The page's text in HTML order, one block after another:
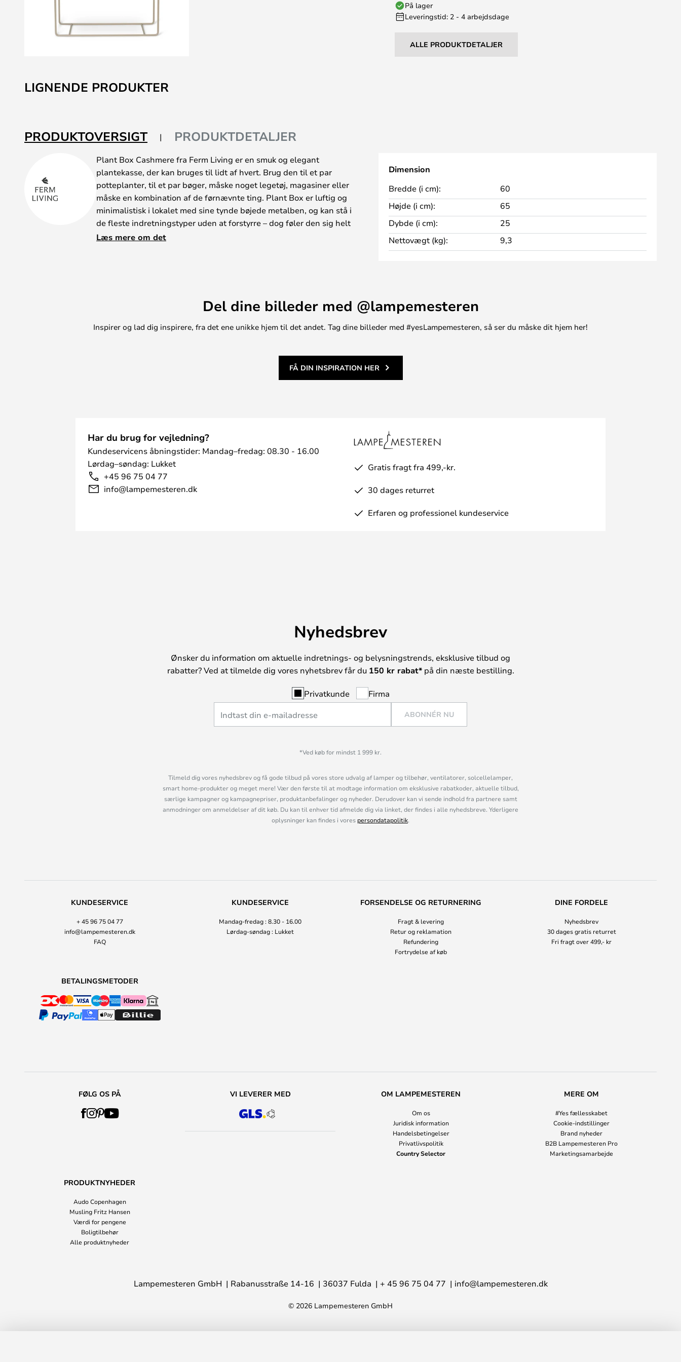
starten
På lager
Leveringstid: 2 - 4 arbejdsdage
ALLE PRODUKTDETALJER
LIGNENDE PRODUKTER
PRODUKTOVERSIGT PRODUKTDETALJER
Plant Box Cashmere fra Ferm Living er en smuk og elegant
plantekasse, der kan bruges til lidt af hvert. Brug den til et par
potteplanter, til et par bøger, måske noget legetøj, magasiner eller
måske en kombination af de førnævnte ting. Plant Box er luftig og
minimalistisk i lokalet med sine tynde bøjede metalben, og kan stå i
de fleste indretningstyper uden at forstyrre – dog føler den sig helt
hjemme i den skandinaviske indretning.
Læs mere om det
Dimension
Bredde (i cm):
60
Højde (i cm):
65
Dybde (i cm):
25
Nettovægt (kg):
9,3
Del dine billeder med @lampemesteren
Inspirer og lad dig inspirere, fra det ene unikke hjem til det andet. Tag dine billeder med #yesLampemesteren, så ser du måske dit hjem her!
FÅ DIN INSPIRATION HER
Har du brug for vejledning?
Kundeservicens åbningstider: Mandag–fredag: 08.30 - 16.00
Lørdag–søndag: Lukket
+45 96 75 04 77
info@lampemesteren.dk
Gratis fragt fra 499,-kr.
30 dages returret
Erfaren og professionel kundeservice
Nyhedsbrev
Ønsker du information om aktuelle indretnings- og belysningstrends, eksklusive tilbud og
rabatter? Ved at tilmelde dig vores nyhetsbrev får du 150 kr rabat*på din næste bestilling.
Privatkunde Firma
ABONNÉR NU
*Ved køb for mindst 1 999 kr.
Tilmeld dig vores nyhedsbrev og få gode tilbud på vores store udvalg af lamper og tilbehør, ventilatorer, solcellelamper,
smart home-produkter og meget mere! Vær den første til at modtage information om eksklusive rabatkoder, aktuelle tilbud,
særlige kampagner og kampagnepriser, produktanbefalinger og nyheder. Derudover kan vi sende indhold fra partnere samt
anmodninger om anmeldelser af dit køb. Du kan til enhver tid afmelde dig via linket, der findes i alle nyhedsbreve. Yderligere
oplysninger kan findes i vores persondatapolitik.
KUNDESERVICE
+ 45 96 75 04 77
info@lampemesteren.dk
FAQ
KUNDESERVICE
Mandag-fredag : 8.30 - 16.00
Lørdag-søndag : Lukket
FORSENDELSE OG RETURNERING
Fragt & levering
Retur og reklamation
Refundering
Fortrydelse af køb
DINE FORDELE
Nyhedsbrev
30 dages gratis returret
Fri fragt over 499,- kr
BETALINGSMETODER
FØLG OS PÅ VI LEVERER MED OM LAMPEMESTEREN
Om os
Juridisk information
Handelsbetingelser
Privatlivspolitik
Country Selector
MERE OM
#Yes fællesskabet
Cookie-indstillinger
Brand nyheder
B2B Lampemesteren Pro
Marketingsamarbejde
PRODUKTNYHEDER
Audo Copenhagen
Musling Fritz Hansen
Værdi for pengene
Boligtilbehør
Alle produktnyheder
Lampemesteren GmbH Rabanusstraße 14-16 36037 Fulda + 45 96 75 04 77 info@lampemesteren.dk
© 2026 Lampemesteren GmbH